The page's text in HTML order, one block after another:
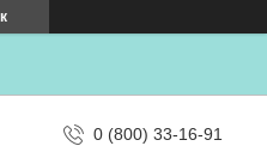
0 (800) 33-16-91